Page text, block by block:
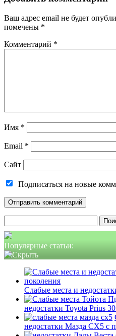
Ваш адрес email не будет
помечены *
Комментарий *
Имя *
Email *
Сайт
Подписаться на новые
Популярные статьи:
Слабые места и
недостатки Toyota Prius
недостатки Мазда СХ5 с